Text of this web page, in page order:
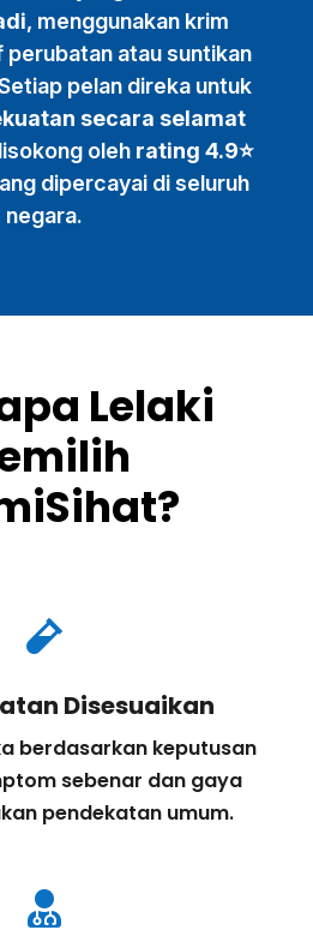
, menggunakan krim
atau suntikan
pelan direka untuk
secara selamat
oleh rating 4.9⭐
dipercayai di seluruh
negara.
Lelaki

Disesuaikan
berdasarkan keputusan
sebenar dan gaya
pendekatan umum.
